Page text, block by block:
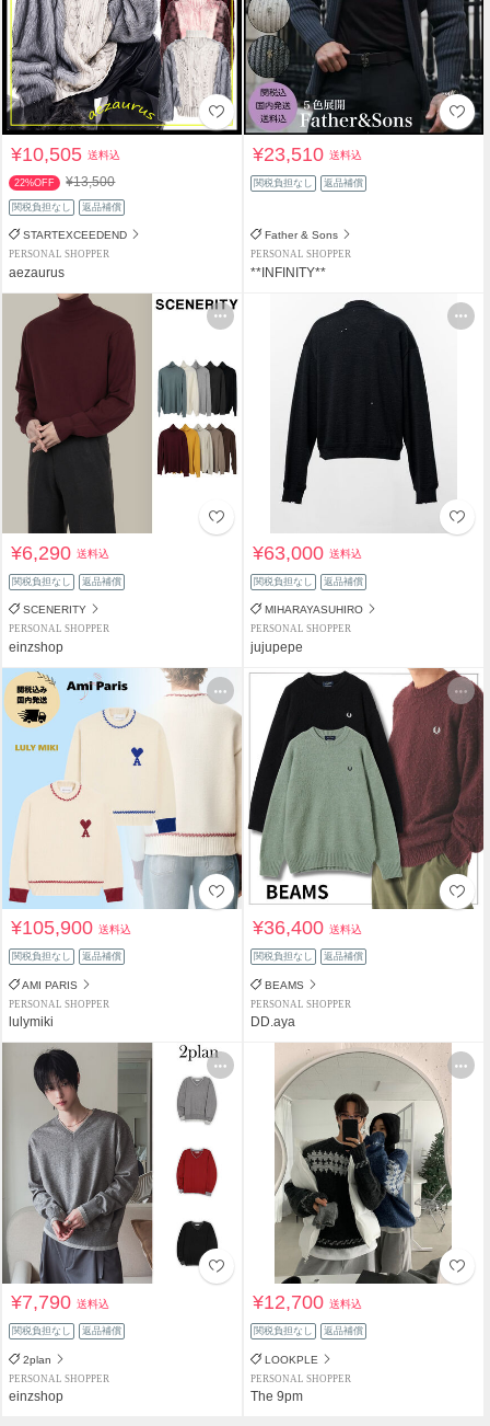
¥10,505送料込
22%OFF ¥13,500
関税負担なし 返品補償
STARTEXCEEDEND
PERSONAL SHOPPER
aezaurus
¥23,510送料込
関税負担なし 返品補償
Father & Sons
PERSONAL SHOPPER
**INFINITY**
¥6,290送料込
関税負担なし 返品補償
SCENERITY
PERSONAL SHOPPER
einzshop
¥63,000送料込
関税負担なし 返品補償
MIHARAYASUHIRO
PERSONAL SHOPPER
jujupepe
¥105,900送料込
関税負担なし 返品補償
AMI PARIS
PERSONAL SHOPPER
lulymiki
¥36,400送料込
関税負担なし 返品補償
BEAMS
PERSONAL SHOPPER
DD.aya
¥7,790送料込
関税負担なし 返品補償
2plan
PERSONAL SHOPPER
einzshop
¥12,700送料込
関税負担なし 返品補償
LOOKPLE
PERSONAL SHOPPER
The 9pm